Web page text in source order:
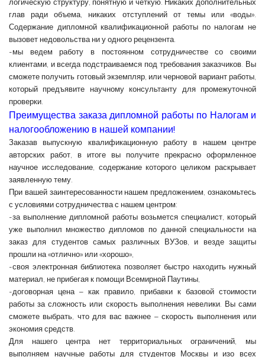
глав ради объема, никаких отступлений от темы или «воды».
Содержание дипломной квалификационной работы по налогам не
вызовет недовольства ни у одного рецензента.
-мы ведем работу в постоянном сотрудничестве со своими
клиентами, и всегда подстраиваемся под требования заказчиков. Вы
сможете получить готовый экземпляр, или черновой вариант работы,
который предъявите научному консультанту для промежуточной
проверки.
Преимущества заказа дипломной работы по Налогам и
налогообложению в нашей компании!
Заказав выпускную квалификационную работу в нашем центре
авторских работ, в итоге вы получите прекрасно оформленное
научное исследование, содержание которого целиком раскрывает
заявленную тему.
При вашей заинтересованности нашем предложением, ознакомьтесь
с условиями сотрудничества с нашем центром:
-за выполнение дипломной работы возьмется специалист, который
уже выполнил множество дипломов по данной специальности на
заказ для студентов самых различных ВУЗов, и везде защиты
прошли на «отлично» или «хорошо»,
-своя электронная библиотека позволяет быстро находить нужный
материал, не прибегая к помощи Всемирной Паутины,
-договорная цена – как правило, прибавки к базовой стоимости
работы за сложность или скорость выполнения невелики. Вы сами
сможете выбрать, что для вас важнее – скорость выполнения или
экономия средств.
Для нашего центра нет территориальных ограничений, мы
выполняем научные работы для студентов Москвы и изо всех